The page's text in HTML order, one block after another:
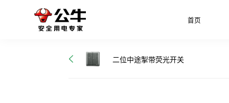
首页
二位中途掣带荧光开关